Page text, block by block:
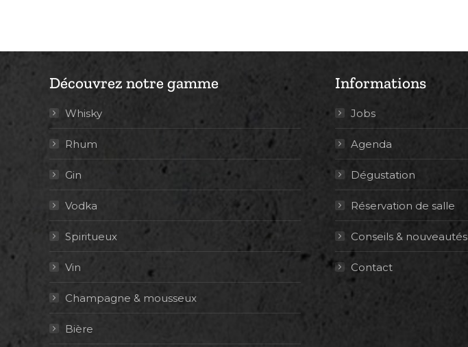
Découvrez notre gamme
Whisky
Rhum
Gin
Vodka
Spiritueux
Vin
Champagne & mousseux
Bière
Informations
Jobs
Agenda
Dégustation
Réservation de salle
Conseils & nouveautés
Contact